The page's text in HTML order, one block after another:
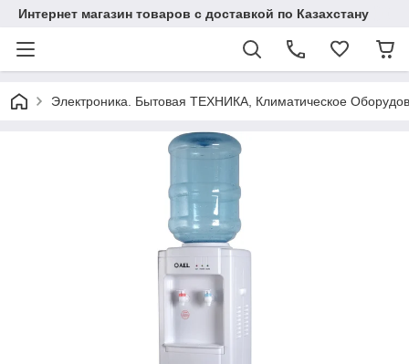
Интернет магазин товаров с доставкой по Казахстану
Электроника. Бытовая ТЕХНИКА, Климатическое